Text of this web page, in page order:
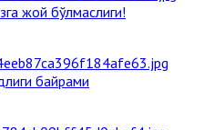
жой бўлмаслиги!
байрами